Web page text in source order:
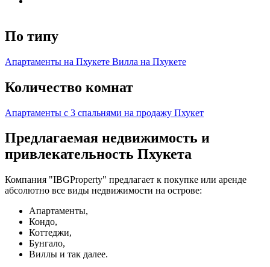
Предлагаемая недвижимость и
привлекательность Пхукета
Компания "IBGProperty" предлагает к покупке или аренде
абсолютно все виды недвижимости на острове:
Апартаменты,
Кондо,
Коттеджи,
Бунгало,
Виллы и так далее.
По типу
Апартаменты на Пхукете Вилла на Пхукете
Количество комнат
Апартаменты с 3 спальнями на продажу Пхукет